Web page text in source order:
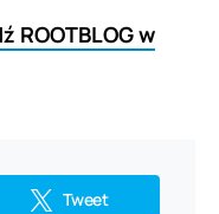
ROOTBLOG w
Tweet